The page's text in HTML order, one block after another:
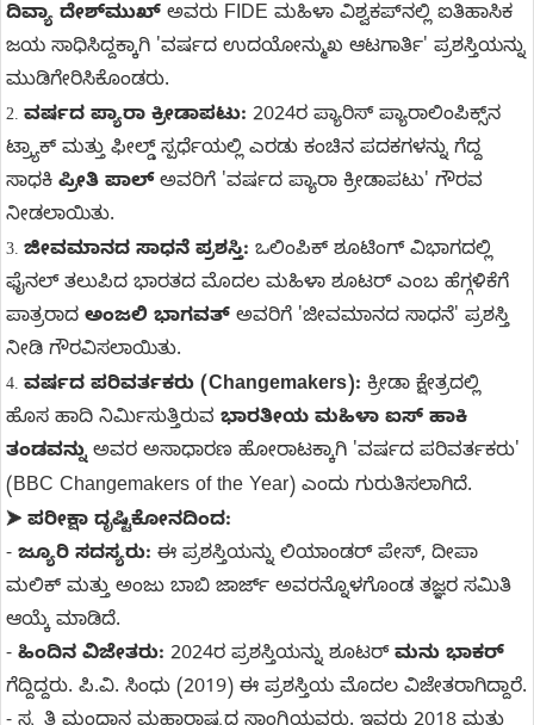
ದಿವ್ಯಾ ದೇಶ್‌ಮುಖ್ ಅವರು FIDE ಮಹಿಳಾ ವಿಶ್ವಕಪ್‌ನಲ್ಲಿ ಐತಿಹಾಸಿಕ
ಜಯ ಸಾಧಿಸಿದ್ದಕ್ಕಾಗಿ 'ವರ್ಷದ ಉದಯೋನ್ಮುಖ ಆಟಗಾರ್ತಿ' ಪ್ರಶಸ್ತಿಯನ್ನು
ಮುಡಿಗೇರಿಸಿಕೊಂಡರು.
2. ವರ್ಷದ ಪ್ಯಾರಾ ಕ್ರೀಡಾಪಟು: 2024ರ ಪ್ಯಾರಿಸ್ ಪ್ಯಾರಾಲಿಂಪಿಕ್ಸ್‌ನ
ಟ್ರ್ಯಾಕ್ ಮತ್ತು ಫೀಲ್ಡ್ ಸ್ಪರ್ಧೆಯಲ್ಲಿ ಎರಡು ಕಂಚಿನ ಪದಕಗಳನ್ನು ಗೆದ್ದ
ಸಾಧಕಿ ಪ್ರೀತಿ ಪಾಲ್ ಅವರಿಗೆ 'ವರ್ಷದ ಪ್ಯಾರಾ ಕ್ರೀಡಾಪಟು' ಗೌರವ
ನೀಡಲಾಯಿತು.
3. ಜೀವಮಾನದ ಸಾಧನೆ ಪ್ರಶಸ್ತಿ: ಒಲಿಂಪಿಕ್ ಶೂಟಿಂಗ್ ವಿಭಾಗದಲ್ಲಿ
ಫೈನಲ್ ತಲುಪಿದ ಭಾರತದ ಮೊದಲ ಮಹಿಳಾ ಶೂಟರ್ ಎಂಬ ಹೆಗ್ಗಳಿಕೆಗೆ
ಪಾತ್ರರಾದ ಅಂಜಲಿ ಭಾಗವತ್ ಅವರಿಗೆ 'ಜೀವಮಾನದ ಸಾಧನೆ' ಪ್ರಶಸ್ತಿ
ನೀಡಿ ಗೌರವಿಸಲಾಯಿತು.
4. ವರ್ಷದ ಪರಿವರ್ತಕರು (Changemakers): ಕ್ರೀಡಾ ಕ್ಷೇತ್ರದಲ್ಲಿ
ಹೊಸ ಹಾದಿ ನಿರ್ಮಿಸುತ್ತಿರುವ ಭಾರತೀಯ ಮಹಿಳಾ ಐಸ್ ಹಾಕಿ
ತಂಡವನ್ನುಅವರ ಅಸಾಧಾರಣ ಹೋರಾಟಕ್ಕಾಗಿ 'ವರ್ಷದ ಪರಿವರ್ತಕರು'
(BBC Changemakers of the Year) ಎಂದು ಗುರುತಿಸಲಾಗಿದೆ.
➤ ಪರೀಕ್ಷಾ ದೃಷ್ಟಿಕೋನದಿಂದ:
- ಜ್ಯೂರಿ ಸದಸ್ಯರು: ಈ ಪ್ರಶಸ್ತಿಯನ್ನು ಲಿಯಾಂಡರ್ ಪೇಸ್, ದೀಪಾ
ಮಲಿಕ್ ಮತ್ತು ಅಂಜು ಬಾಬಿ ಜಾರ್ಜ್ ಅವರನ್ನೊಳಗೊಂಡ ತಜ್ಞರ ಸಮಿತಿ
ಆಯ್ಕೆ ಮಾಡಿದೆ.
- ಹಿಂದಿನ ವಿಜೇತರು: 2024ರ ಪ್ರಶಸ್ತಿಯನ್ನು ಶೂಟರ್ ಮನು ಭಾಕರ್
ಗೆದ್ದಿದ್ದರು. ಪಿ.ವಿ. ಸಿಂಧು (2019) ಈ ಪ್ರಶಸ್ತಿಯ ಮೊದಲ ವಿಜೇತರಾಗಿದ್ದಾರೆ.